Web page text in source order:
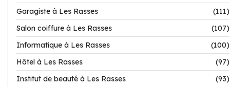
Garagiste à Les Rasses
(111)
Salon coiffure à Les Rasses
(107)
Informatique à Les Rasses
(100)
Hôtel à Les Rasses
(97)
Institut de beauté à Les Rasses
(93)